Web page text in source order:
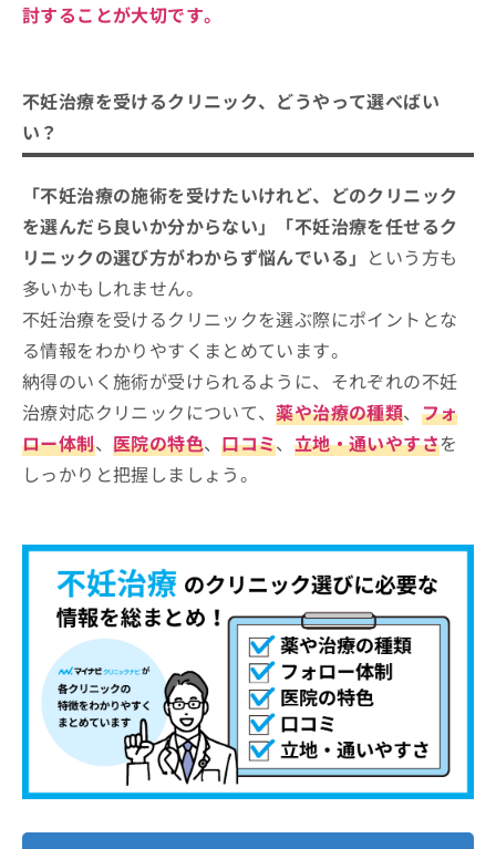
討することが大切です。
不妊治療を受けるクリニック、どうやって選べばい
い？
「不妊治療の施術を受けたいけれど、どのクリニック
を選んだら良いか分からない」「不妊治療を任せるク
リニックの選び方がわからず悩んでいる」 という方も
多いかもしれません。
不妊治療を受けるクリニックを選ぶ際にポイントとな
る情報をわかりやすくまとめています。
納得のいく施術が受けられるように、それぞれの不妊
治療対応クリニックについて、薬や治療の種類、 フォ
ロー体制、 医院の特色、口コミ、 立地・通いやすさを
しっかりと把握しましょう。